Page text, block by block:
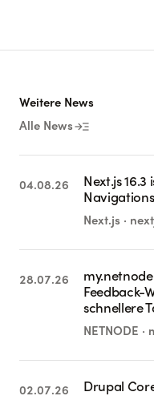
Weitere News
Alle News read_more
04.08.26
Next.js
Next.js ·
28.07.26
Feedback-
schnellere
NETNODE
02.07.26 Drupal